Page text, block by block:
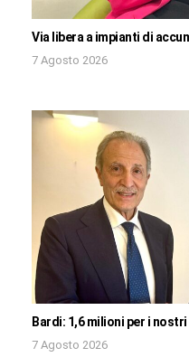
Via libera a impianti di
7 Agosto 2026
Bardi: 1,6 milioni per i
7 Agosto 2026